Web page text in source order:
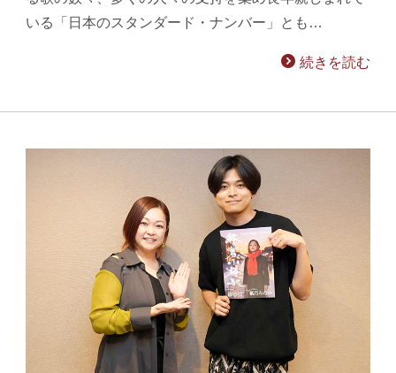
いる「日本のスタンダード・ナンバー」とも…
続きを読む